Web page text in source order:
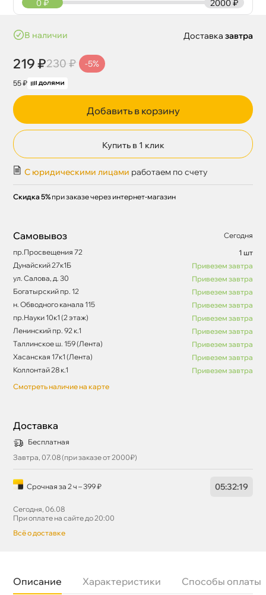
2000 ₽
0 ₽
наличии
219 ₽230 ₽ -5%
55 ₽
Доставка завтра
Добавить в корзину
Купить в 1 клик
С юридическими лицами работаем по счету
Скидка 5% при заказе через интернет-магазин
Самовывоз
Сегодня
пр.Просвещения 72
1 шт
Дунайский 27к1Б
Привезем завтра
ул. Салова, д. 30
Привезем завтра
Богатырский пр. 12
Привезем завтра
н. Обводного канала 115
Привезем завтра
пр.Науки 10к1 (2 этаж)
Привезем завтра
Ленинский пр. 92 к.1
Привезем завтра
Таллинское ш. 159 (Лента)
Привезем завтра
Хасанская 17к1 (Лента)
Привезем завтра
Коллонтай 28 к.1
Привезем завтра
Смотреть наличие на карте
Доставка
Бесплатная
Завтра, 07.08 (при заказе от 2000₽)
Срочная за 2 ч – 399 ₽ 05:32:19
Сегодня, 06.08
При оплате на сайте до 20:00
сё о доставке
Описание Характеристики Способы оплаты